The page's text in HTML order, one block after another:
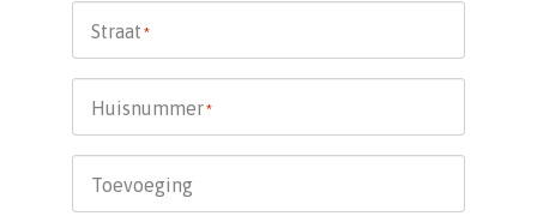
Straat *
Huisnummer*
Toevoeging